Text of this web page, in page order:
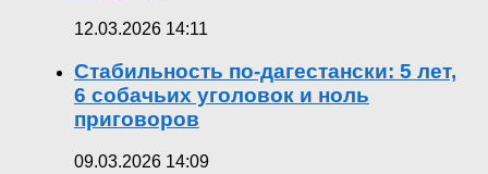
12.03.2026 14:11
Стабильность по-дагестански: 5 лет,
6 собачьих уголовок и ноль
приговоров
09.03.2026 14:09